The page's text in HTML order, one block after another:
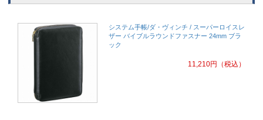
システム手帳/ダ・ヴィンチ / スーパーロイスレ
ザー バイブルラウンドファスナー 24mm ブラ
ック
11,210円 （税込）